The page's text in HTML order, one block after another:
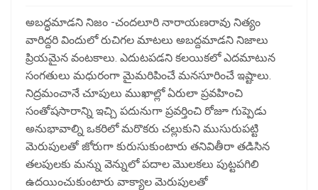
అబద్ధమాడని నిజం -చందలూరి నారాయణరావు నిత్యం
వారిద్దరి విందులో రుచిగల మాటలు అబద్దమాడని నిజాలు
ప్రియమైన వంటకాలు. ఎదుటపడని కలయికలో ఎదమాటున
సంగతులు మధురంగా మైమరిపించే మనసూరించే ఇష్టాలు.
నిద్రమంచానే చూపులు ముఖాల్లో ఏరులా ప్రవహించి
సంతోషసారాన్ని ఇచ్చి పదునుగా ప్రవర్తించి రోజూ గుప్పెడు
అనుభావాల్ని ఒకరిలో మరొకరు చల్లుకుని ముసురుపట్టి
మెరుపులతో జోరుగా కురుసుకుంటారు తనివితీరా తడిసిన
తలపులకు మన్ను వెన్నులో పదాల మొలకలు పుట్టపగిలి
ఉదయించుకుంటారు వాక్యాల మెరుపులతో